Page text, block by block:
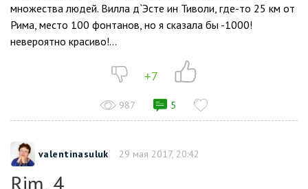
множества людей. Вилла д`Эсте ин Тиволи, где-то 25 км от
Рима, место 100 фонтанов, но я сказала бы -1000!
невероятно красиво!...
+7
987 5
valentinasuluk 29 мая 2017, 20:42
Rim, 4